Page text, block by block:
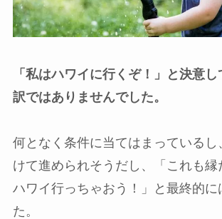
「私はハワイに行くぞ！」と決意
訳ではありませんでした。
何となく条件に当てはまっているし
けて進められそうだし、
「これも
ハワイ行っちゃおう！」と最終的に
た。